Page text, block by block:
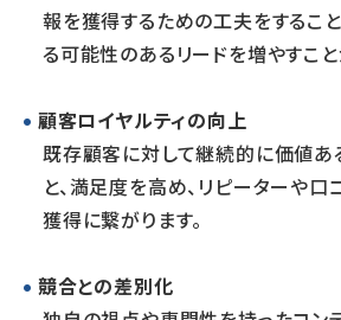
報を獲得するための工夫をするこ
る可能性のあるリードを増やすこと
顧客ロイヤルティの向上
既存顧客に対して継続的に価値あ
と、満足度を高め、リピーターや口
獲得に繋がります。
競合との差別化